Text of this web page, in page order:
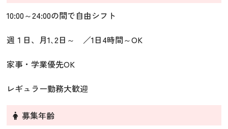
10:00～24:00の間で自由シフト
週１日、月1､2日～ ／1日4時間～OK
家事・学業優先OK
レギュラー勤務大歓迎
募集年齢